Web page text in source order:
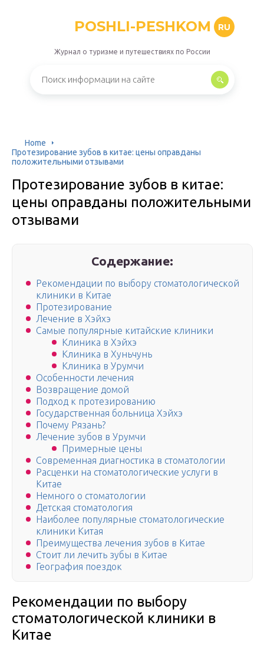
POSHLI-PESHKOM RU
Журнал о туризме и путешествиях по России
Home
Протезирование зубов в китае: цены оправданы
положительными отзывами
Протезирование зубов в китае:
цены оправданы положительными
отзывами
Содержание:
Рекомендации по выбору стоматологической
клиники в Китае
Протезирование
Лечение в Хэйхэ
Самые популярные китайские клиники
Клиника в Хэйхэ
Клиника в Хуньчунь
Клиника в Урумчи
Особенности лечения
Возвращение домой
Подход к протезированию
Государственная больница Хэйхэ
Почему Рязань?
Лечение зубов в Урумчи
Примерные цены
Современная диагностика в стоматологии
Расценки на стоматологические услуги в
Китае
Немного о стоматологии
Детская стоматология
Наиболее популярные стоматологические
клиники Китая
Преимущества лечения зубов в Китае
Стоит ли лечить зубы в Китае
География поездок
Рекомендации по выбору
стоматологической клиники в
Китае